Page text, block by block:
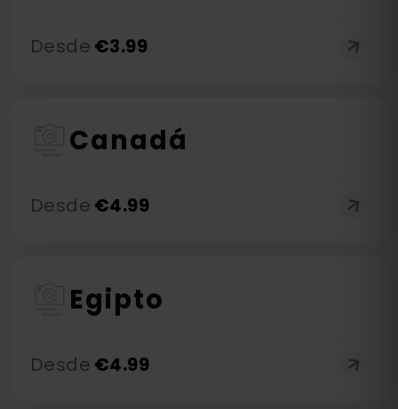
Desde €3.99
Canadá
Desde €4.99
Egipto
Desde €4.99